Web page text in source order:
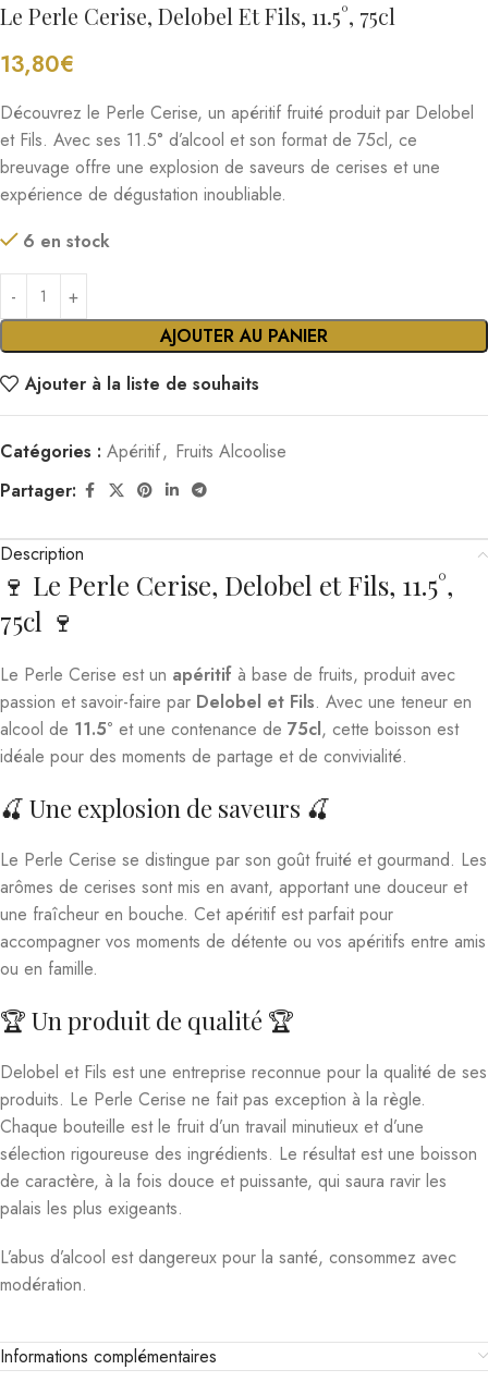
Le Perle Cerise, Delobel Et Fils, 11.5°, 75cl
13,80€
Découvrez le Perle Cerise, un apéritif fruité produit par Delobel
et Fils. Avec ses 11.5° d’alcool et son format de 75cl, ce
breuvage offre une explosion de saveurs de cerises et une
expérience de dégustation inoubliable.
6 en stock
AJOUTER AU PANIER
Ajouter à la liste de souhaits
Catégories : Apéritif, Fruits Alcoolise
Partager:
Description
🍷 Le Perle Cerise, Delobel et Fils, 11.5°,
75cl 🍷
Le Perle Cerise est un apéritif à base de fruits, produit avec
passion et savoir-faire par Delobel et Fils. Avec une teneur en
alcool de 11.5° et une contenance de 75cl, cette boisson est
idéale pour des moments de partage et de convivialité.
🍒 Une explosion de saveurs 🍒
Le Perle Cerise se distingue par son goût fruité et gourmand. Les
arômes de cerises sont mis en avant, apportant une douceur et
une fraîcheur en bouche. Cet apéritif est parfait pour
accompagner vos moments de détente ou vos apéritifs entre amis
ou en famille.
🏆 Un produit de qualité 🏆
Delobel et Fils est une entreprise reconnue pour la qualité de ses
produits. Le Perle Cerise ne fait pas exception à la règle.
Chaque bouteille est le fruit d’un travail minutieux et d’une
sélection rigoureuse des ingrédients. Le résultat est une boisson
de caractère, à la fois douce et puissante, qui saura ravir les
palais les plus exigeants.
L’abus d’alcool est dangereux pour la santé, consommez avec
modération.
Informations complémentaires